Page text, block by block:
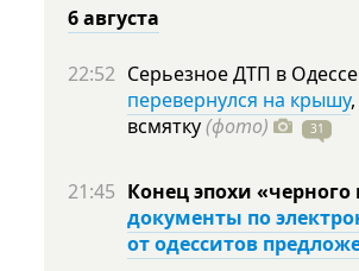
6 августа
22:52 Серьезное ДТП в
перевернулся на крышу
всмятку(фото) 31
21:45 Конец эпохи
документы по
от одесситов